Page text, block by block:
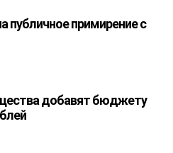
публичное примирение с
добавят бюджету